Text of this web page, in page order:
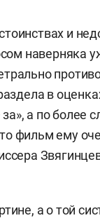
и
наверняка
в
а по более
фильм ему
а о той